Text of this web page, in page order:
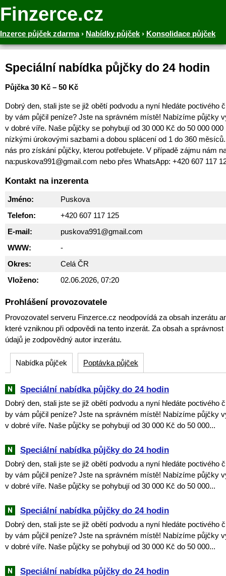
Finzerce.cz
Inzerce půjček zdarma› Nabídky půjček › Konsolidace půjček
Speciální nabídka půjčky do 24 hodin
Půjčka 30 Kč – 50 Kč
Dobrý den, stali jste se již obětí podvodu a nyní hledáte poctivého
by vám půjčil peníze? Jste na správném místě! Nabízíme půjčky
v dobré víře. Naše půjčky se pohybují od 30 000 Kč do 50 000
nízkými úrokovými sazbami a dobou splácení od 1 do 360
nás pro získání půjčky, kterou potřebujete. V případě zájmu nám
na:puskova991@gmail.com nebo přes WhatsApp: +420 607 117
Kontakt na inzerenta
Jméno:
Puskova
Telefon:
+420 607 117 125
E-mail:
puskova991@gmail.com
WWW:
-
Okres:
Celá ČR
Vloženo:
02.06.2026, 07:20
Prohlášení provozovatele
Provozovatel serveru Finzerce.cz neodpovídá za obsah inzerátu
které vzniknou při odpovědi na tento inzerát. Za obsah a
údajů je zodpovědný autor inzerátu.
Nabídka půjček Poptávka půjček
Speciální nabídka půjčky do 24 hodin
Dobrý den, stali jste se již obětí podvodu a nyní hledáte poctivého
by vám půjčil peníze? Jste na správném místě! Nabízíme půjčky
v dobré víře. Naše půjčky se pohybují od 30 000 Kč do 50 000...
Speciální nabídka půjčky do 24 hodin
Dobrý den, stali jste se již obětí podvodu a nyní hledáte poctivého
by vám půjčil peníze? Jste na správném místě! Nabízíme půjčky
v dobré víře. Naše půjčky se pohybují od 30 000 Kč do 50 000...
Speciální nabídka půjčky do 24 hodin
Dobrý den, stali jste se již obětí podvodu a nyní hledáte poctivého
by vám půjčil peníze? Jste na správném místě! Nabízíme půjčky
v dobré víře. Naše půjčky se pohybují od 30 000 Kč do 50 000...
Speciální nabídka půjčky do 24 hodin